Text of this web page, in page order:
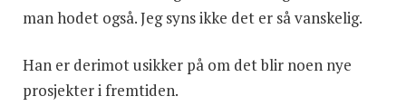
man hodet også. Jeg syns ikke det er så vanskelig.
Han er derimot usikker på om det blir noen nye
prosjekter i fremtiden.